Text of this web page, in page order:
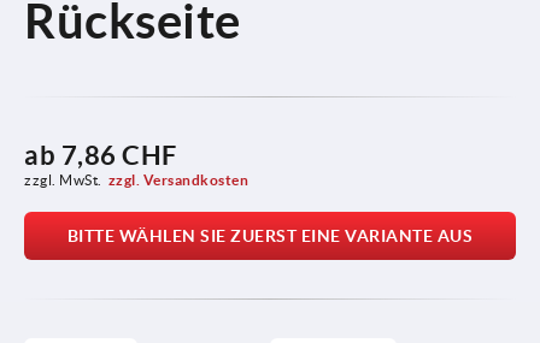
Rückseite
ab 7,86 CHF
zzgl. MwSt. zzgl. Versandkosten
BITTE WÄHLEN SIE ZUERST EINE VARIANTE AUS